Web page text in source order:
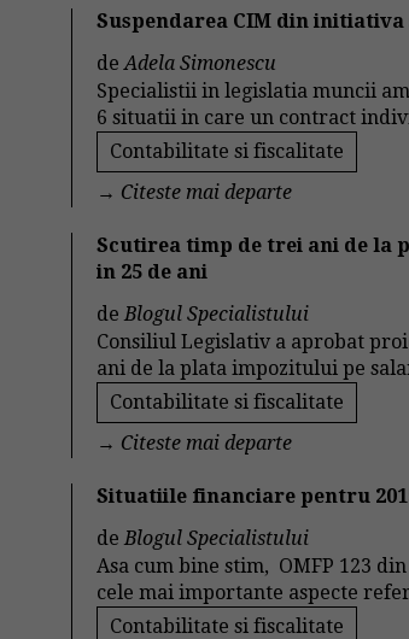
Suspendarea CIM din
deAdela Simonescu
Specialistii in legislatia muncii
6 situatii in care un contract
Contabilitate si fiscalitate
→ Citeste mai departe
Scutirea timp de trei ani de
in 25 de ani
deBlogul Specialistului
Consiliul Legislativ a aprobat
ani de la plata impozitului pe
Contabilitate si fiscalitate
→ Citeste mai departe
Situatiile financiare pentru
deBlogul Specialistului
Asa cum bine stim, OMFP 123
cele mai importante aspecte
Contabilitate si fiscalitate